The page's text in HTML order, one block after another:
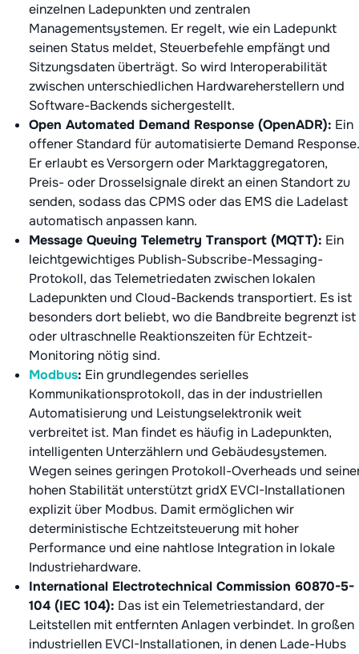
einzelnen Ladepunkten und zentralen
Managementsystemen. Er regelt, wie ein Ladepunkt
seinen Status meldet, Steuerbefehle empfängt und
Sitzungsdaten überträgt. So wird Interoperabilität
zwischen unterschiedlichen Hardwareherstellern und
Software-Backends sichergestellt.
Open Automated Demand Response (OpenADR): Ein
offener Standard für automatisierte Demand Response.
Er erlaubt es Versorgern oder Marktaggregatoren,
Preis- oder Drosselsignale direkt an einen Standort zu
senden, sodass das CPMS oder das EMS die Ladelast
automatisch anpassen kann.
Message Queuing Telemetry Transport (MQTT): Ein
leichtgewichtiges Publish-Subscribe-Messaging-
Protokoll, das Telemetriedaten zwischen lokalen
Ladepunkten und Cloud-Backends transportiert. Es ist
besonders dort beliebt, wo die Bandbreite begrenzt ist
oder ultraschnelle Reaktionszeiten für Echtzeit-
Monitoring nötig sind.
Modbus: Ein grundlegendes serielles
Kommunikationsprotokoll, das in der industriellen
Automatisierung und Leistungselektronik weit
verbreitet ist. Man findet es häufig in Ladepunkten,
intelligenten Unterzählern und Gebäudesystemen.
Wegen seines geringen Protokoll-Overheads und
hohen Stabilität unterstützt gridX EVCI-Installationen
explizit über Modbus. Damit ermöglichen wir
deterministische Echtzeitsteuerung mit hoher
Performance und eine nahtlose Integration in lokale
Industriehardware.
International Electrotechnical Commission 60870-5-
104 (IEC 104): Das ist ein Telemetriestandard, der
Leitstellen mit entfernten Anlagen verbindet. In großen
industriellen EVCI-Installationen, in denen Lade-Hubs